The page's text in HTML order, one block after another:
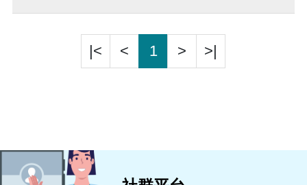
|< < 1 > >|